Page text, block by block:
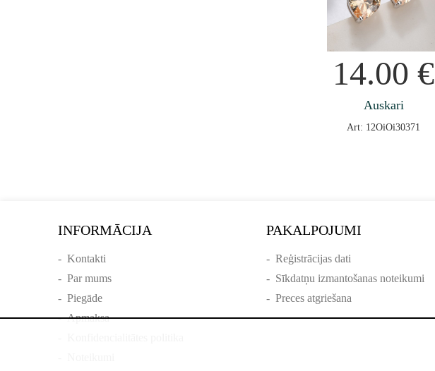
14.00€
Auskari
Art: 12OiOi30371
INFORMĀCIJA
- Kontakti
- Par mums
- Piegāde
-Apmaksa
PAKALPOJUMI
- Reģistrācijas dati
- Sīkdatņu izmantošanas noteikumi
- Preces atgriešana